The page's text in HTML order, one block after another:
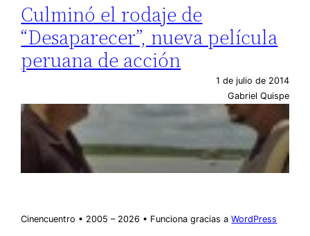
Culminó el rodaje de
“Desaparecer”, nueva película
peruana de acción
1 de julio de 2014
Gabriel Quispe
Cinencuentro • 2005 – 2026 • Funciona gracias aWordPress